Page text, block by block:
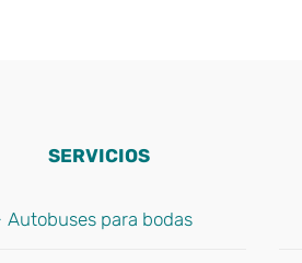
SERVICIOS
Autobuses para bodas